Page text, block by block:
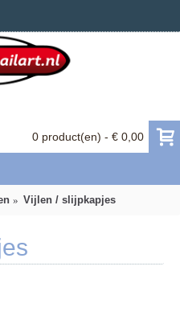
0 product(en) - € 0,00
Vijlen / slijpkapjes